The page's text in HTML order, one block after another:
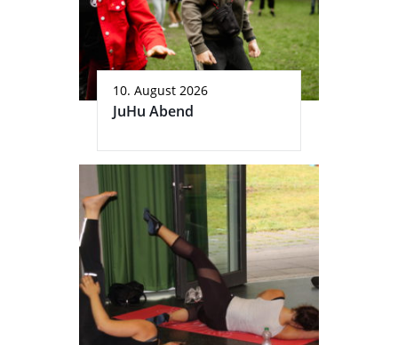
10. August 2026
JuHu Abend